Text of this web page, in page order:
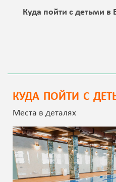
Куда пойти с детьми в
КУДА ПОЙТИ С
Места в деталях